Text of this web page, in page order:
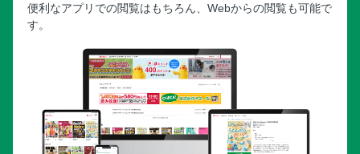
便利なアプリでの閲覧はもちろん、Webからの閲覧も可能で
す。